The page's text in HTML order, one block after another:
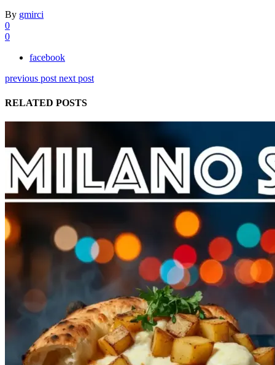
By gmirci
0
0
facebook
previous post next post
RELATED POSTS